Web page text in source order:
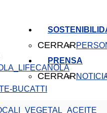
CANOLA
CERRAR
PRENSA
CERRAR